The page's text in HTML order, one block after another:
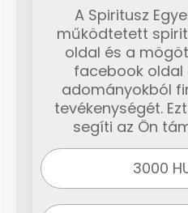
A Spiritusz
működtetett
oldal és a
facebook oldal
adományokból
tevékenységét.
segíti az Ön
3000